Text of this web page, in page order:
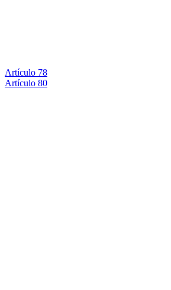
Artículo 78
Artículo 80